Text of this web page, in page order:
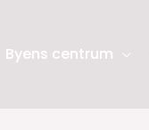
Byens centrum